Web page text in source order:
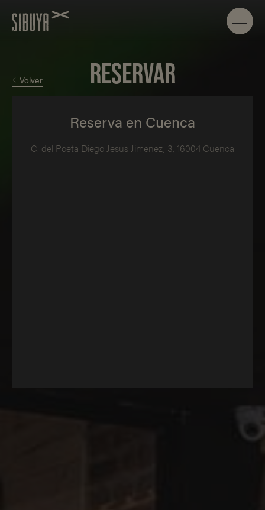
RESERVAR
Volver
Reserva en Cuenca
C. del Poeta Diego Jesus Jimenez, 3, 16004 Cuenca